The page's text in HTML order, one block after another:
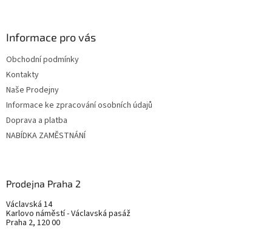
Informace pro vás
Obchodní podmínky
Kontakty
Naše Prodejny
Informace ke zpracování osobních údajů
Doprava a platba
NABÍDKA ZAMĚSTNÁNÍ
Prodejna Praha 2
Václavská 14
Karlovo náměstí - Václavská pasáž
Praha 2, 120 00